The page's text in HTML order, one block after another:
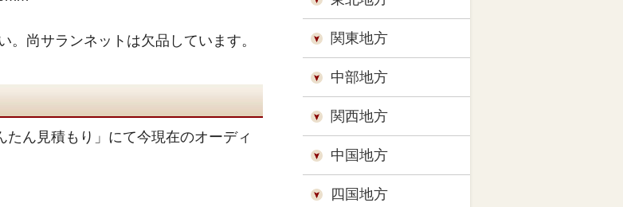
尚サランネットは欠品しています。
ん見積もり」にて今現在のオーディ
関東地方
中部地方
関西地方
中国地方
四国地方